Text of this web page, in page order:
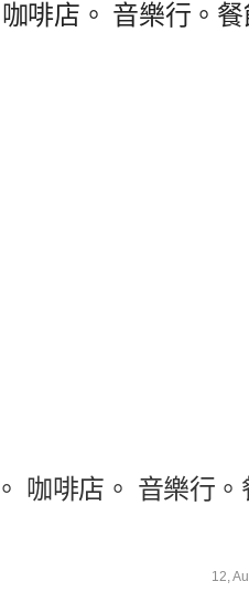
啡店。 音樂行。
咖啡店。 音樂行。
12,